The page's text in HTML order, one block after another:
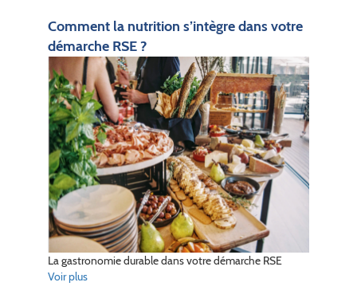
Comment la nutrition s’intègre dans votre
démarche RSE ?
La gastronomie durable dans votre démarche RSE
Voir plus